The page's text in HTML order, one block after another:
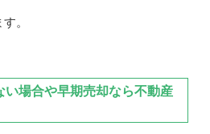
。
場合や早期売却なら不動産